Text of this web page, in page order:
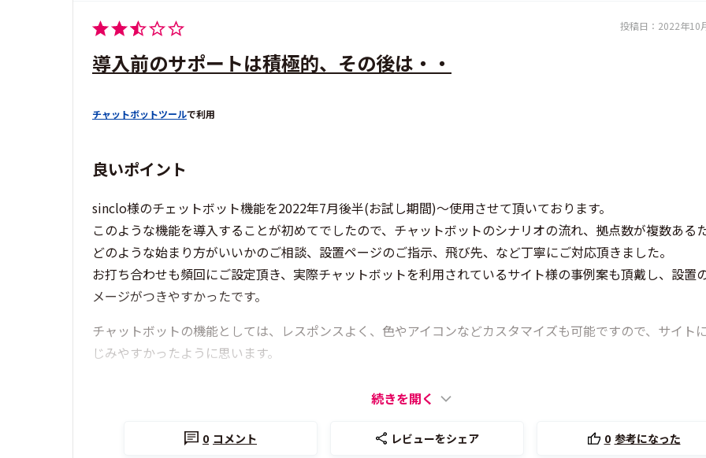
投稿日： 2022年10
導入前のサポートは積極的、その後は・・
チャットボットツールで利用
良いポイント
sinclo様のチェットボット機能を2022年7月後半(お試し期間)～使用させて頂いております。
このような機能を導入することが初めてでしたので、チャットボットのシナリオの流れ、拠点数が複数ある
どのような始まり方がいいかのご相談、設置ページのご指示、飛び先、など丁寧にご対応頂きました。
お打ち合わせも頻回にご設定頂き、実際チャットボットを利用されているサイト様の事例案も頂戴し、設置
メージがつきやすかったです。
チャットボットの機能としては、レスポンスよく、色やアイコンなどカスタマイズも可能ですので、サイト
じみやすかったように思います。
続きを開く
0 コメント レビューをシェア 0 参考になった